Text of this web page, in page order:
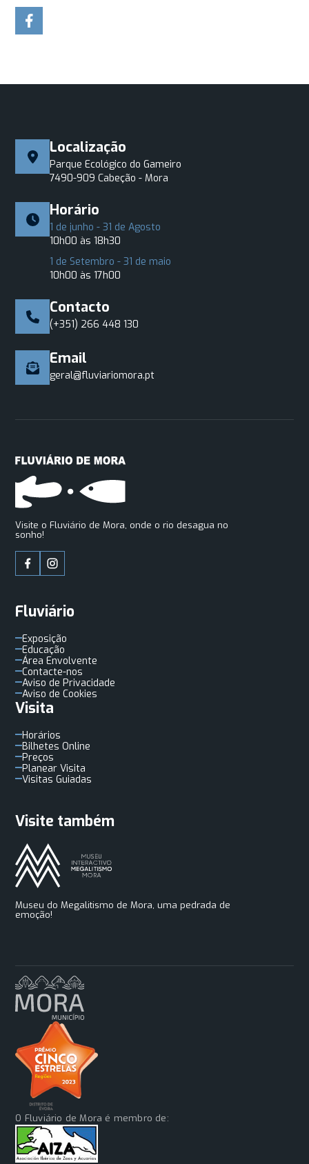
Localização
Parque Ecológico do Gameiro
7490-909 Cabeção - Mora
Horário
1 de junho - 31 de Agosto
10h00 às 18h30
1 de Setembro - 31 de maio
10h00 às 17h00
Contacto
(+351) 266 448 130
Email
geral@fluviariomora.pt
Visite o Fluviário de Mora, onde o rio desagua no
sonho!
Fluviário
Exposição
Educação
Área Envolvente
Contacte-nos
Aviso de Privacidade
Aviso de Cookies
Visita
Horários
Bilhetes Online
Preços
Planear Visita
Visitas Guiadas
Visite também
Museu do Megalitismo de Mora, uma pedrada de
emoção!
O Fluviário de Mora é membro de: